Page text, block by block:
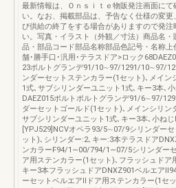
最新情報は、Ｏｎｓｉｔｅ物販発注画面にて
い。なお、掲載部品は、予告なく仕様の変更
び供給の終了をする場合がありますので発注
い。写真・イラスト（外観／寸法）商品名・
品・部品コード部品名称部品色記号・名称上
舗･勝手口･汎用･テラスドア>ロック
23ポルトグランデ91/10∼97/1291/10∼97/
ンダーセットステンカラー(1セット)､メイン
1式､サブシリンダーユニット1式､キー3本､
DAEZ015ポルトポルトグランデ91/6∼97/
ダーセットゴールド(1セット)､メインシリン
サブシリンダーユニット1式､キー3本､小ね
[YPJ529]NCVオペラ93/5∼07/9シリンダー
ット)､シリンダー:2､キー:3本テラスドア
ンカラーF94/1∼00/794/1∼07/5シリンダー
ア用ステンカラー(1セット)､フラッシュドア
キー3本フラッシュドアDNXZ901ベルエア
ーセットベルエアⅡドア用ステンカラー(1セ